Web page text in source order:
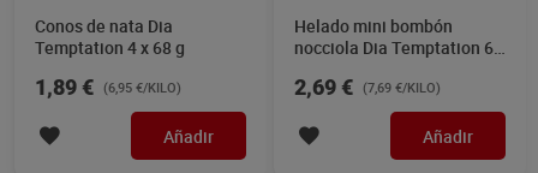
Conos de nata Dia
Temptation 4 x 68 g
1,89 € (6,95 €/KILO)
Añadir
Helado mini bombón
nocciola Dia Temptation 6 x
2,69 € (7,69 €/KILO)
Añadir